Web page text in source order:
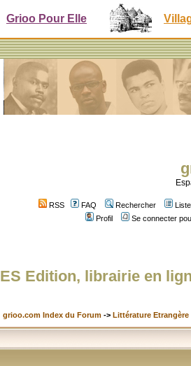
Grioo Pour Elle
RSS FAQ Rechercher
Profil
Se connecter
Edition, librairie en
grioo.com Index du Forum -> Littérature Etrangère